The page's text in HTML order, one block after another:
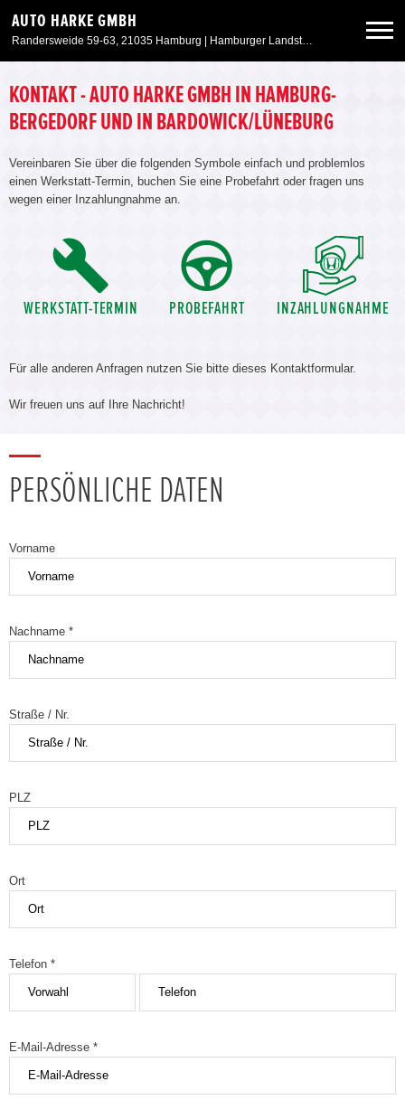
AUTO HARKE GMBH
Randersweide 59-63, 21035 Hamburg | Hamburger Landstr. 50, 21357 Bardowick
Neuwagen
Aktionen & Angebote
Service & Zubehör
Unser Autohaus
KONTAKT - AUTO HARKE GMBH IN HAMBURG-
BERGEDORF UND IN BARDOWICK/LÜNEBURG
Vereinbaren Sie über die folgenden Symbole einfach und problemlos
einen Werkstatt-Termin, buchen Sie eine Probefahrt oder fragen uns
wegen einer Inzahlungnahme an.
WERKSTATT-TERMIN PROBEFAHRT INZAHLUNGNAHME
Für alle anderen Anfragen nutzen Sie bitte dieses Kontaktformular.
Wir freuen uns auf Ihre Nachricht!
PERSÖNLICHE DATEN
Vorname
Nachname *
Straße / Nr.
PLZ
Ort
Telefon *
E-Mail-Adresse *